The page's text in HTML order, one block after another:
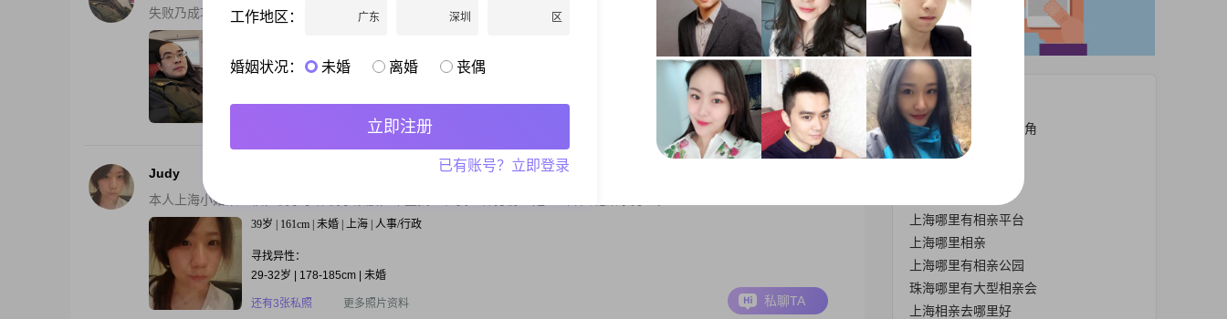
失败乃成功之母。只有经历了失败，才知道离成功已经不远了。
寻找异性：
更多照片资料 私聊TA
Judy
本人上海小姑娘一枚，偶尔小作偶尔豪放，希望找个和我一样身份证是310开头哒顾家男生。
39岁 | 161cm | 未婚 | 上海 | 人事/行政
寻找异性：
29-32岁 | 178-185cm | 未婚
还有3张私照 更多照片资料 私聊TA
热门栏目
上海附近哪里有相亲角
惠州哪里有相亲
上海哪里有相亲平台
上海哪里相亲
上海哪里有相亲公园
珠海哪里有大型相亲会
上海相亲去哪里好
工作地区： 广东 深圳 区
婚姻状况： 未婚 离婚 丧偶
立即注册
已有账号？立即登录